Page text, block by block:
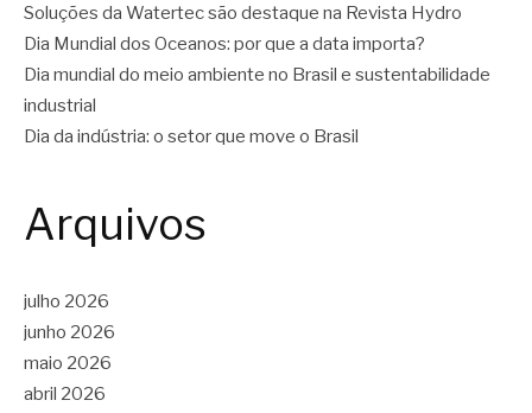
Soluções da Watertec são destaque na Revista Hydro
Dia Mundial dos Oceanos: por que a data importa?
Dia mundial do meio ambiente no Brasil e sustentabilidade
industrial
Dia da indústria: o setor que move o Brasil
Arquivos
julho 2026
junho 2026
maio 2026
abril 2026